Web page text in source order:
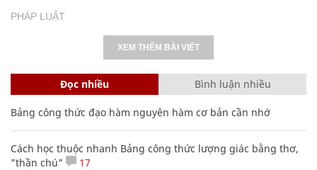
PHÁP LUẬT
XEM THÊM BÀI VIẾT
Đọc nhiều Bình luận nhiều
Bảng công thức đạo hàm nguyên hàm cơ bản cần nhớ
Cách học thuộc nhanh Bảng công thức lượng giác bằng thơ,
"thần chú"
17